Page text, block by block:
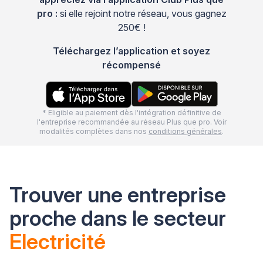
pro : si elle rejoint notre réseau, vous gagnez
250€ !
Téléchargez l’application et soyez
récompensé
* Eligible au paiement dès l'intégration définitive de
l'entreprise recommandée au réseau Plus que pro. Voir
modalités complètes dans nos conditions générales.
Trouver une entreprise
proche dans le secteur
Electricité